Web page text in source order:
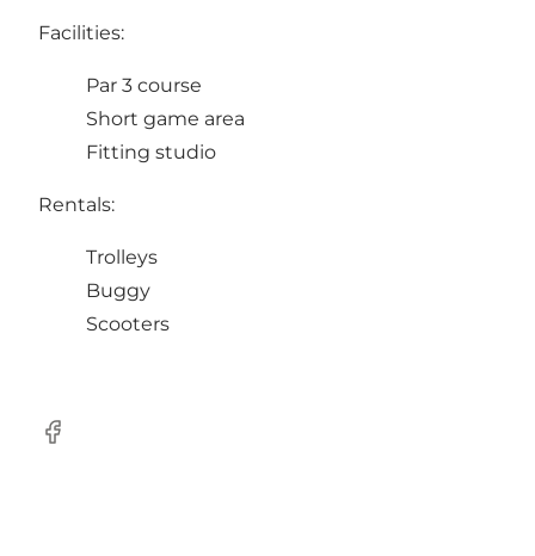
Facilities:
Par 3 course
Short game area
Fitting studio
Rentals:
Trolleys
Buggy
Scooters
Facebook